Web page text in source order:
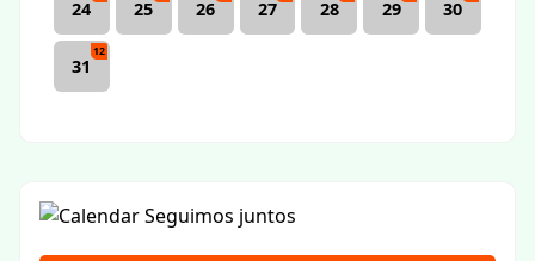
24 25 26 27 28 29 30
31
12